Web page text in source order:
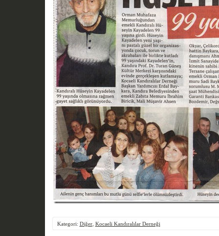
Kategori: Diğer, Kocaeli Kandıralılar Derneği